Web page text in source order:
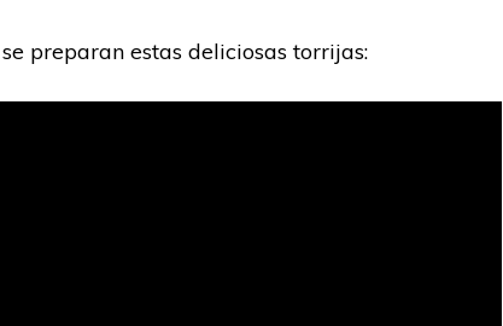
preparan estas deliciosas torrijas: